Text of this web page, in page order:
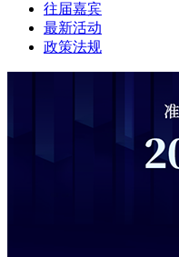
往届嘉宾
最新活动
政策法规